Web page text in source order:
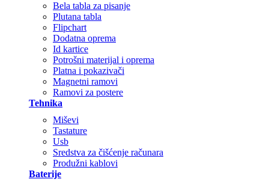
Bela tabla za pisanje
Plutana tabla
Flipchart
Dodatna oprema
Id kartice
Potrošni materijal i oprema
Platna i pokazivači
Magnetni ramovi
Ramovi za postere
Tehnika
Miševi
Tastature
Usb
Sredstva za čišćenje računara
Produžni kablovi
Baterije